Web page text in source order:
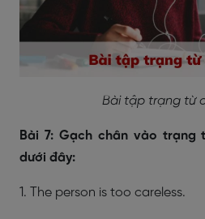
Bài tập trạng từ
Bài 7: Gạch chân vào trạng
dưới đây:
1. The person is too careless.